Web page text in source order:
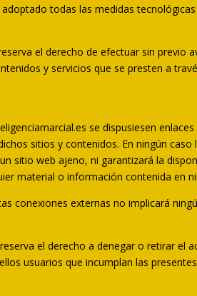
todas las medidas
el derecho de efectuar sin
y servicios que se presten a
se dispusiesen
sitios y contenidos. En ningún
sitio web ajeno, ni garantizará la
material o información contenida en
conexiones externas no implicará
el derecho a denegar o retirar
usuarios que incumplan las